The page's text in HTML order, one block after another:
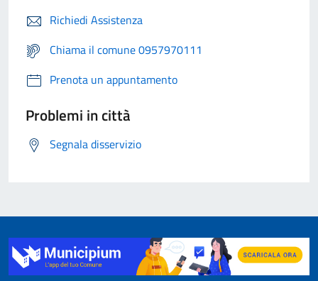
Richiedi Assistenza
Chiama il comune 0957970111
Prenota un appuntamento
Problemi in città
Segnala disservizio